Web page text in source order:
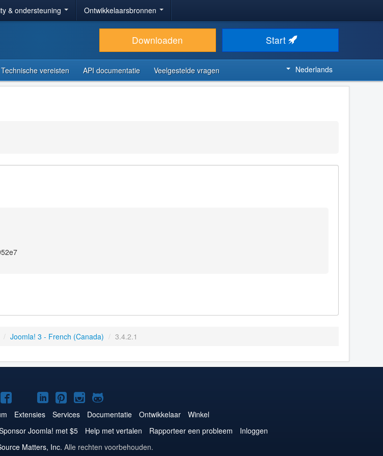
& ondersteuning Ontwikkelaarsbronnen
Downloaden Start
Technische vereisten API documentatie Veelgestelde vragen Nederlands
/ Joomla! 3 - French (Canada) / 3.4.2.1
Joomla!
op
Facebook
Joomla!
op
YouTube
Joomla!
op
LinkedIn
Joomla!
op
Pinterest
Joomla!
op
Instagram
Joomla!
op
GitHub
Extensies Services Documentatie Ontwikkelaar
Winkel
Joomla! met $5 Help met vertalen Rapporteer een probleem
Inloggen
Matters, Inc. Alle rechten voorbehouden.